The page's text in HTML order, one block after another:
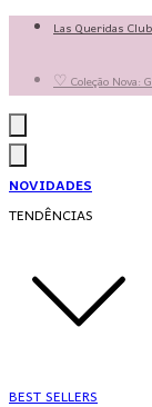
Las Queridas
♡ Coleção Nova:
NOVIDADES
TENDÊNCIAS
BEST SELLERS